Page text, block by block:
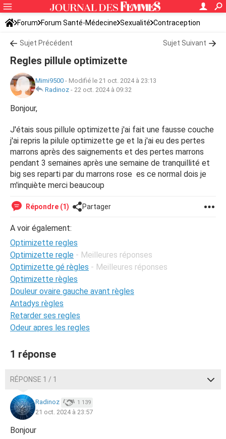
Forum Forum Santé-Médecine Sexualité Contraception
Sujet Précédent Sujet Suivant
Regles pillule optimizette
Mimi9500 - Modifié le 21 oct. 2024 à 23:13
Radinoz - 22 oct. 2024 à 09:32
Bonjour,
J'étais sous pillule optimizette j'ai fait une fausse couche
j'ai repris la pilule optimizette ge et la j'ai eu des pertes
marrons après des saignements et des pertes marrons
pendant 3 semaines après une semaine de tranquillité et
big ses reparti par du marrons rose es ce normal dois je
m'inquiète merci beaucoup
Répondre (1) Partager
A voir également:
Optimizette regles
Optimizette regle - Meilleures réponses
Optimizette gé règles - Meilleures réponses
Optimizette règles
Douleur ovaire gauche avant règles
Antadys règles
Retarder ses regles
Odeur apres les regles
1 réponse
RÉPONSE 1 / 1
Radinoz 1 139
21 oct. 2024 à 23:57
Bonjour